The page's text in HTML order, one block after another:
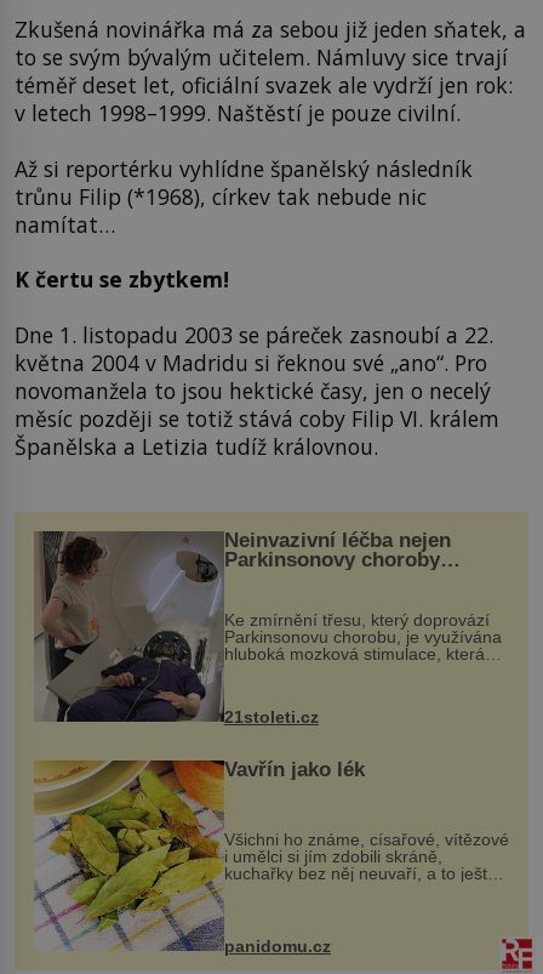
Zkušená novinářka má za sebou již jeden sňatek, a
to se svým bývalým učitelem. Námluvy sice trvají
téměř deset let, oficiální svazek ale vydrží jen rok:
v letech 1998–1999. Naštěstí je pouze civilní.
Až si reportérku vyhlídne španělský následník
trůnu Filip (*1968), církev tak nebude nic
namítat…
K čertu se zbytkem!
Dne 1. listopadu 2003 se páreček zasnoubí a 22.
května 2004 v Madridu si řeknou své „ano“. Pro
novomanžela to jsou hektické časy, jen o necelý
měsíc později se totiž stává coby Filip VI. králem
Španělska a Letizia tudíž královnou.
Neinvazivní léčba nejen
Parkinsonovy choroby
Ke zmírnění třesu, který doprovází
Parkinsonovu chorobu, je využívána
hluboká mozková stimulace, která
však vyžaduje vysoce invazivní
k dostatečně přesnému zacílení ...
21stoleti.cz
Vavřín jako lék
Všichni ho známe, císařové, vítězové
i umělci si jím zdobili skráně,
kuchařky bez něj neuvaří, a to ještě
nevíte, že bobkový list může výrazně
zmírnit některé naše neduhy.
Obsahuje v malém množství ně...
panidomu.cz